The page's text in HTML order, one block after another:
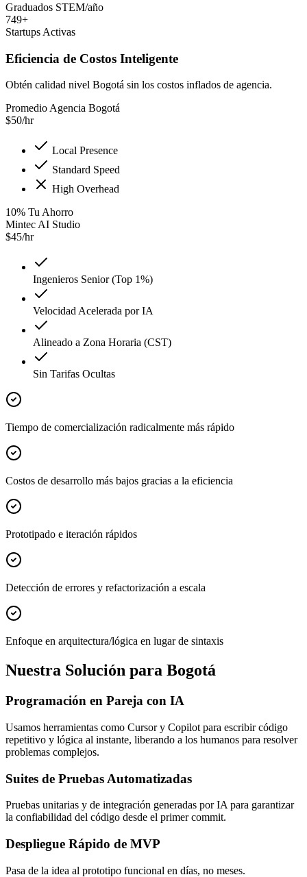
Graduados STEM/año
749+
Startups Activas
Eficiencia de Costos Inteligente
Obtén calidad nivel Bogotá sin los costos inflados de agencia.
Promedio Agencia Bogotá
$50/hr
Local Presence
Standard Speed
High Overhead
10% Tu Ahorro
Mintec AI Studio
$45/hr
Ingenieros Senior (Top 1%)
Velocidad Acelerada por IA
Alineado a Zona Horaria (CST)
Sin Tarifas Ocultas
Tiempo de comercialización radicalmente más rápido
Costos de desarrollo más bajos gracias a la eficiencia
Prototipado e iteración rápidos
Detección de errores y refactorización a escala
Enfoque en arquitectura/lógica en lugar de sintaxis
Nuestra Solución para Bogotá
Programación en Pareja con IA
Usamos herramientas como Cursor y Copilot para escribir código
repetitivo y lógica al instante, liberando a los humanos para resolver
problemas complejos.
Suites de Pruebas Automatizadas
Pruebas unitarias y de integración generadas por IA para garantizar
la confiabilidad del código desde el primer commit.
Despliegue Rápido de MVP
Pasa de la idea al prototipo funcional en días, no meses.